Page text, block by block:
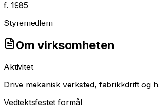
f. 1985
Styremedlem
Om virksomheten
Aktivitet
Drive mekanisk verksted, fabrikkdrift og
Vedtektsfestet formål